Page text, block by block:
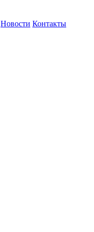
Новости Контакты